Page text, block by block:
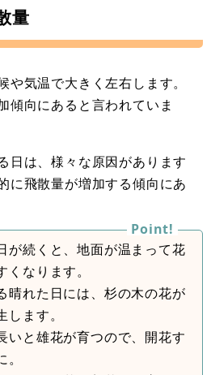
量
や気温で大きく左右します。
傾向にあると言われていま
日は、様々な原因があります
に飛散量が増加する傾向にあ
が続くと、地面が温まって花
なります。
晴れた日には、杉の木の花が
ます。
いと雄花が育つので、開花す